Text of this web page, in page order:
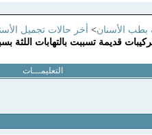
بطب الأسنان> أخر حالات تجميل
قديمة تسببت بالتهابات اللثة
التعليمـــات